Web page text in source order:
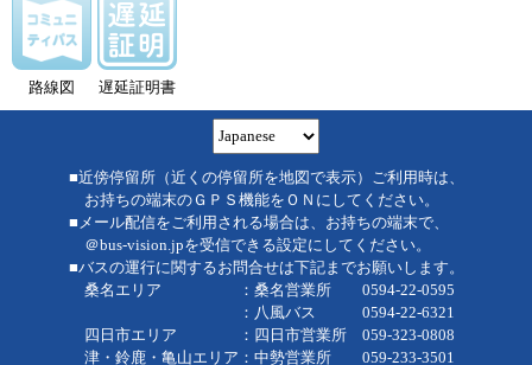
路線図 遅延証明書
■近傍停留所（近くの停留所を地図で表示）ご利用時は、
お持ちの端末のＧＰＳ機能をＯＮにしてください。
■メール配信をご利用される場合は、お持ちの端末で、
＠bus-vision.jpを受信できる設定にしてください。
■バスの運行に関するお問合せは下記までお願いします。
桑名エリア ：桑名営業所 0594-22-0595
：八風バス 0594-22-6321
四日市エリア ：四日市営業所 059-323-0808
津・鈴鹿・亀山エリア：中勢営業所 059-233-3501